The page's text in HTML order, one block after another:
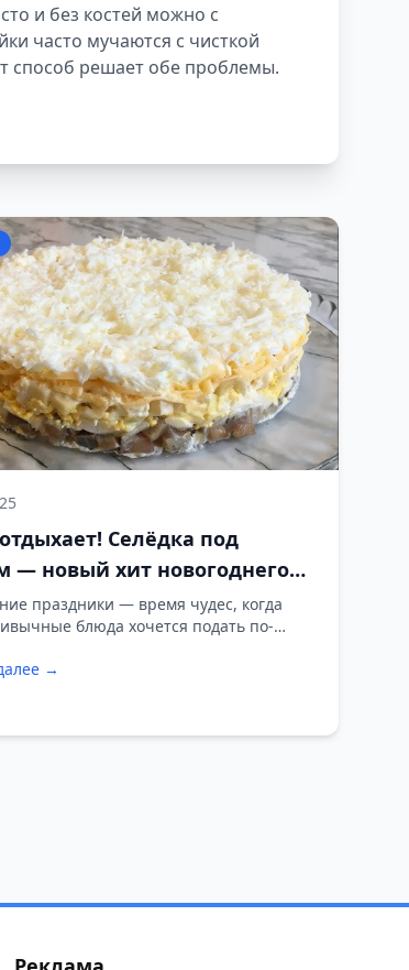
и без костей можно с
часто мучаются с чисткой
способ решает обе проблемы.
Селёдка под
— новый хит новогоднего
праздники — время чудес, когда
блюда хочется подать по-
→